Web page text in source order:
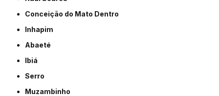
Conceição do Mato Dentro
Inhapim
Abaeté
Ibiá
Serro
Muzambinho